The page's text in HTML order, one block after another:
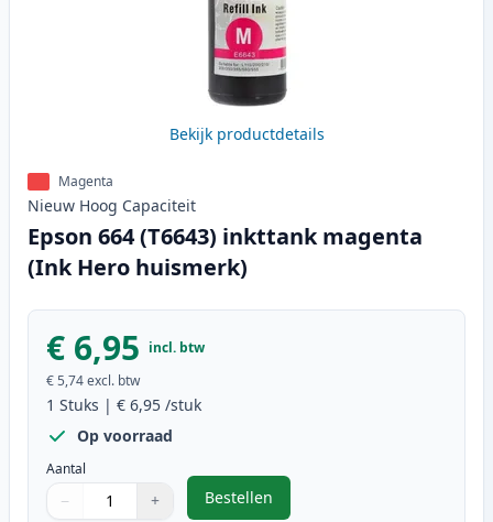
Bekijk productdetails
Magenta
Nieuw Hoog Capaciteit
Epson 664 (T6643) inkttank magenta
(Ink Hero huismerk)
€ 6,95 incl. btw
€ 5,74excl. btw
1 Stuks | € 6,95 /stuk
Op voorraad
Aantal
Gebruik de knoppen om aan te passen
− +
1
Bestellen
,Epson 664 (T6643) inkttank